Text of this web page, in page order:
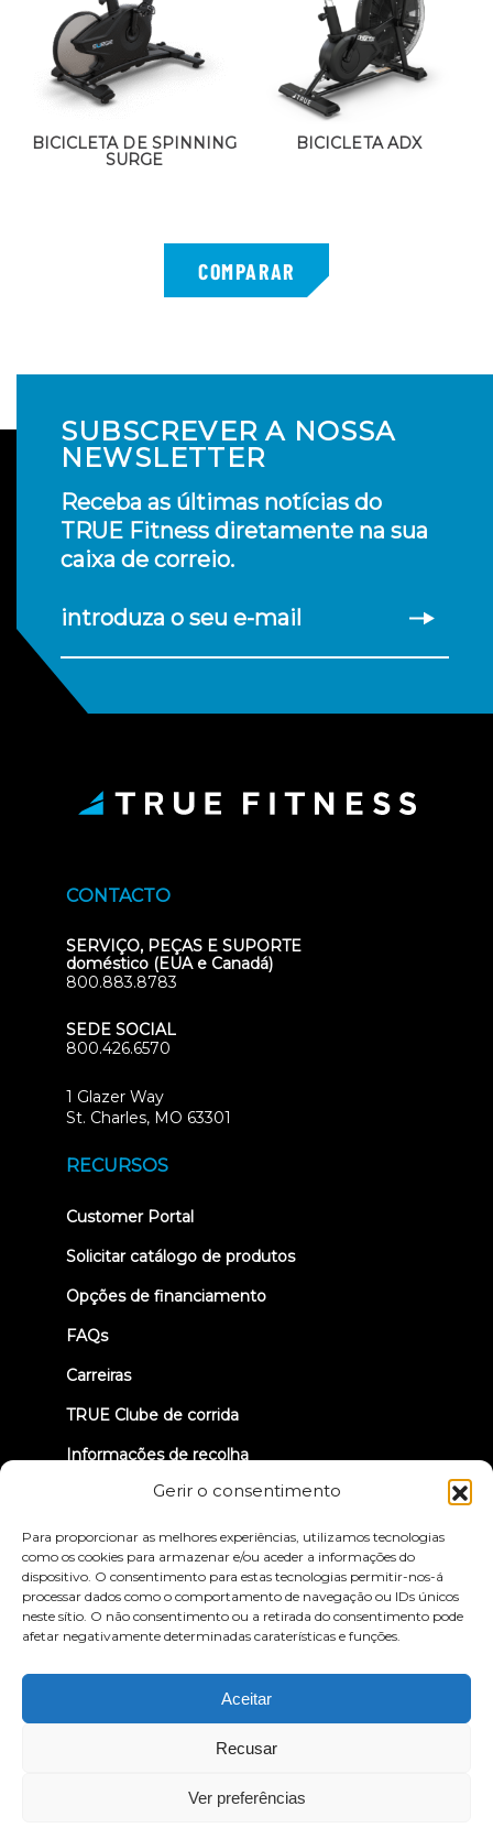
Gerir o consentimento
Para proporcionar as melhores experiências, utilizamos tecnologias
como os cookies para armazenar e/ou aceder a informações do
dispositivo. O consentimento para estas tecnologias permitir-nos-á
processar dados como o comportamento de navegação ou IDs únicos
neste sítio. O não consentimento ou a retirada do consentimento pode
afetar negativamente determinadas caraterísticas e funções.
Aceitar
Recusar
Ver preferências
BICICLETA DE SPINNING
SURGE
BICICLETA ADX
SUBSCREVER A NOSSA
NEWSLETTER
Receba as últimas notícias do
TRUE Fitness diretamente na sua
caixa de correio.
introduza o seu e-mail
CONTACTO
SERVIÇO, PEÇAS E SUPORTE
doméstico (EUA e Canadá)
800.883.8783
SEDE SOCIAL
800.426.6570
1 Glazer Way
St. Charles, MO 63301
RECURSOS
Customer Portal(opens
new
Solicitar catálogo de produtos
Opções de financiamento
FAQs
Carreiras
TRUE Clube de corrida
Informações de recolha
© 2026 True Fitness. All Rights Reserved
Política de privacidade
Termos e condições
Declaração de acessibilidade